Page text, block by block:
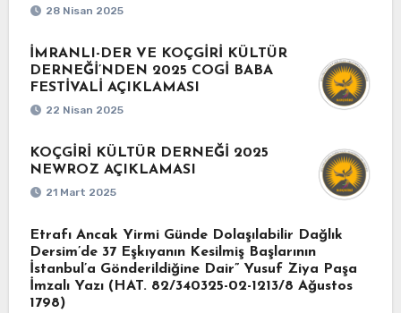
28 Nisan 2025
İMRANLI-DER VE KOÇGİRİ KÜLTÜR
DERNEĞİ’NDEN 2025 COGİ BABA
FESTİVALİ AÇIKLAMASI
22 Nisan 2025
KOÇGİRİ KÜLTÜR DERNEĞİ 2025
NEWROZ AÇIKLAMASI
21 Mart 2025
Etrafı Ancak Yirmi Günde Dolaşılabilir Dağlık
Dersim’de 37 Eşkıyanın Kesilmiş Başlarının
İstanbul’a Gönderildiğine Dair” Yusuf Ziya Paşa
İmzalı Yazı (HAT. 82/340325-02-1213/8 Ağustos
1798)